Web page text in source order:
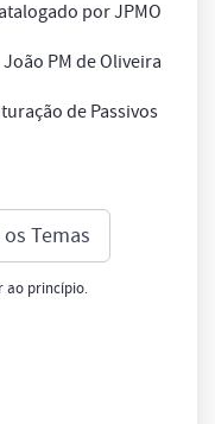
por JPMO
João PM de Oliveira
de Passivos
Temas
ao princípio.